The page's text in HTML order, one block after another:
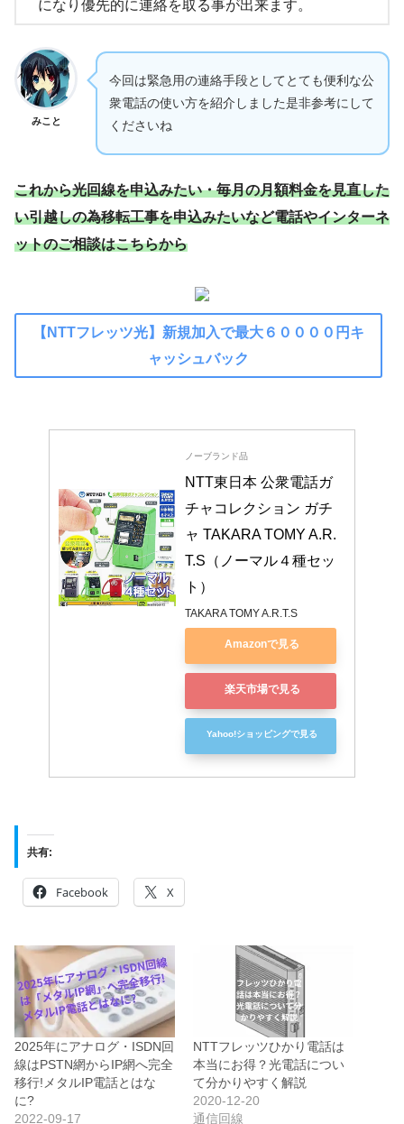
になり優先的に連絡を取る事が出来ます。
みこと
今回は緊急用の連絡手段としてとても便利な公
衆電話の使い方を紹介しました是非参考にして
くださいね
これから光回線を申込みたい・毎月の月額料金を見直した
い引越しの為移転工事を申込みたいなど電話やインターネ
ットのご相談はこちらから
【NTTフレッツ光】新規加入で最大６００００円キ
ャッシュバック
ノーブランド品
NTT東日本 公衆電話ガ
チャコレクション ガチ
ャ TAKARA TOMY A.R.
T.S（ノーマル４種セッ
ト）
TAKARA TOMY A.R.T.S
Amazonで見る
楽天市場で見る
Yahoo!ショッピングで見る
共有:
Facebook X
2025年にアナログ・ISDN回
線はPSTN網からIP網へ完全
移行!メタルIP電話とはな
に?
2022-09-17
NTTフレッツひかり電話は
本当にお得？光電話につい
て分かりやすく解説
2020-12-20
通信回線